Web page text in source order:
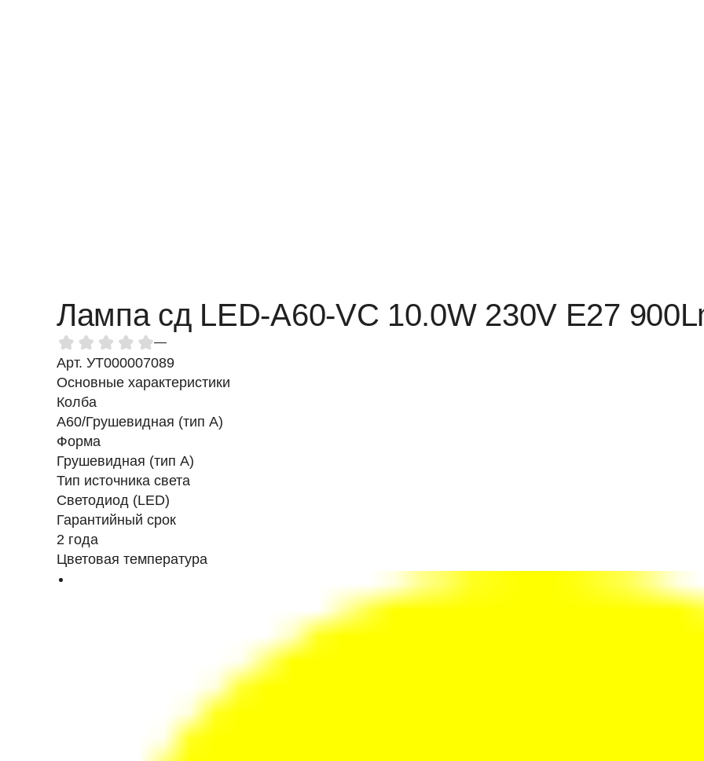
Лампа сд LED-A60-VC 10.0W 230V Е27
—
Арт. УТ000007089
Основные характеристики
Колба
A60/Грушевидная (тип A)
Форма
Грушевидная (тип А)
Тип источника света
Светодиод (LED)
Гарантийный срок
2 года
Цветовая температура